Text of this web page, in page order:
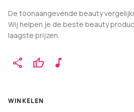
De toonaangevende beauty
Wij helpen je de beste beauty
laagste prijzen.
share thumb_up music_note
WINKELEN